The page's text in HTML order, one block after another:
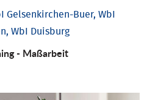
Gelsenkirchen-Buer, WbI
WbI Duisburg
- Maßarbeit